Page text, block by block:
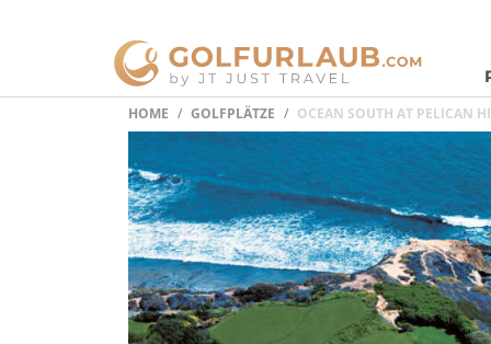
HOME GOLFPLÄTZE OCEAN SOUTH AT PELICAN